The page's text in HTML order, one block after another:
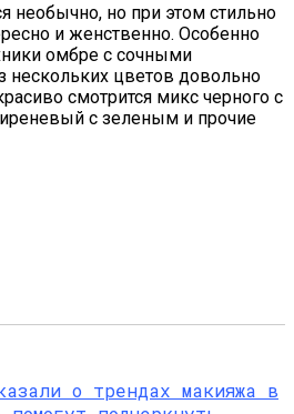
необычно, но при этом стильно
и женственно. Особенно
омбре с сочными
нескольких цветов довольно
смотрится микс черного с
с зеленым и прочие